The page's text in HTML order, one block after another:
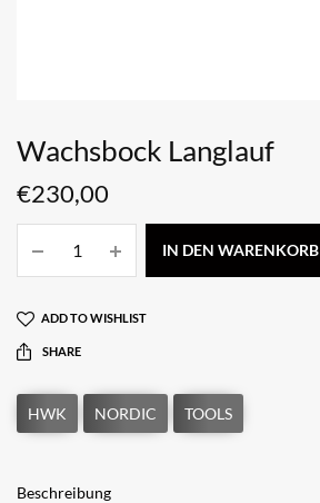
Wachsbock Langlauf
€230,00
IN DEN WARENKORB
ADD TO WISHLIST
SHARE
Beschreibung